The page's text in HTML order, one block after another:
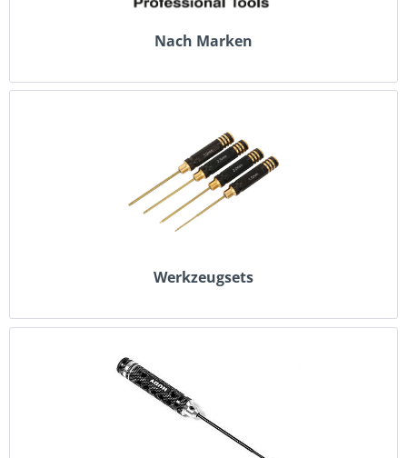
Nach Marken
Werkzeugsets